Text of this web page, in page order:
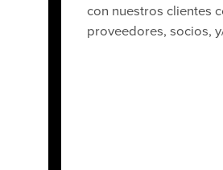
con nuestros clientes
proveedores, socios,